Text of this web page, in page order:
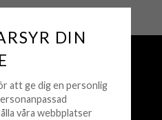
(1-3 vardagar)
kunder sedan 2008
köp 30 dagar
DIN
att ge dig en personlig
våra webbplatser